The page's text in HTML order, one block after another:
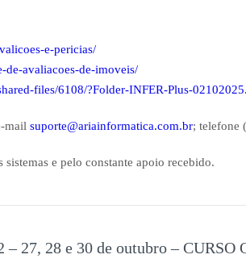
e-pericias/
avaliacoes-de-imoveis/
files/6108/?Folder-INFER-Plus-
mail suporte@ariainformatica.com.br; telefone
e pelo constante apoio recebido.
27, 28 e 30 de outubro – CURSO